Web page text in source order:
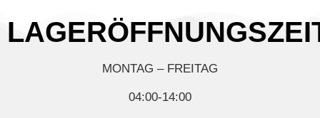
MONTAG – FREITAG
04:00-14:00